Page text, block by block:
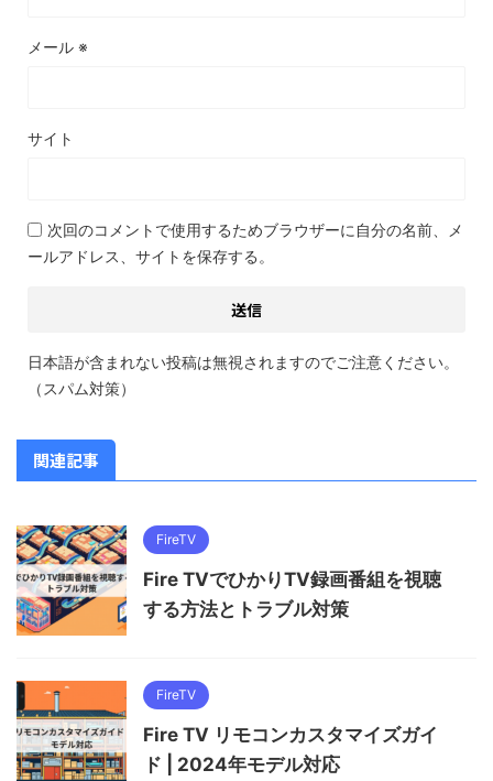
メール ※
サイト
次回のコメントで使用するためブラウザーに自分の名前、メ
ールアドレス、サイトを保存する。
日本語が含まれない投稿は無視されますのでご注意ください。
（スパム対策）
関連記事
FireTV
Fire TVでひかりTV録画番組を視聴
する方法とトラブル対策
FireTV
Fire TV リモコンカスタマイズガイ
ド | 2024年モデル対応